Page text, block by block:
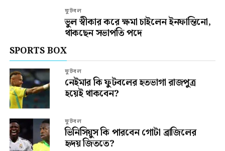
ফুটবল
ভুল স্বীকার করে ক্ষমা চাইলেন ইনফান্তিনো,
থাকছেন সভাপতি পদে
SPORTS BOX
ফুটবল
নেইমার কি ফুটবলের হতভাগা রাজপুত্র
হয়েই থাকবেন?
ফুটবল
ভিনিসিয়ুস কি পারবেন গোটা ব্রাজিলের
হৃদয় জিততে?